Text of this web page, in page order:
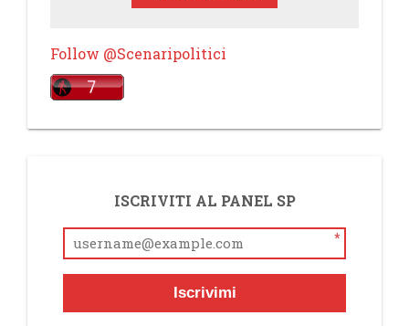
Follow @Scenaripolitici
ISCRIVITI AL PANEL SP
*
Iscrivimi